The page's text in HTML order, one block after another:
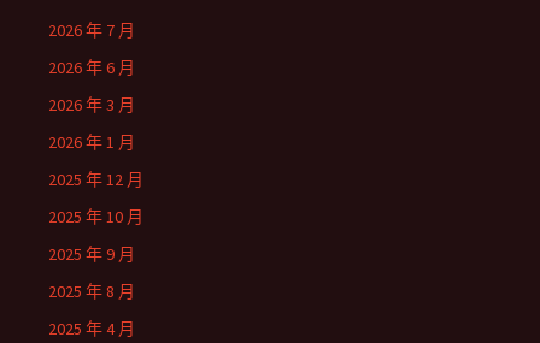
2026 年 7 月
2026 年 6 月
2026 年 3 月
2026 年 1 月
2025 年 12 月
2025 年 10 月
2025 年 9 月
2025 年 8 月
2025 年 4 月